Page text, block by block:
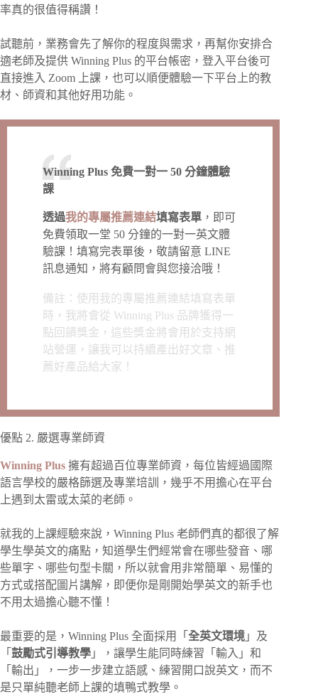
率真的很值得稱讚！
試聽前，業務會先了解你的程度與需求，再幫你安排合
適老師及提供 Winning Plus 的平台帳密，登入平台後可
直接進入 Zoom 上課，也可以順便體驗一下平台上的教
材、師資和其他好用功能。
Winning Plus 免費一對一 50 分鐘體驗
課
透過我的專屬推薦連結填寫表單 ，即可
免費領取一堂 50 分鐘的一對一英文體
驗課！填寫完表單後，敬請留意 LINE
訊息通知，將有顧問會與您接洽哦！
備註：使用我的專屬推薦連結填寫表單
時，我將會從 Winning Plus 品牌獲得一
點回饋獎金，這些獎金將會用於支持網
站營運，讓我可以持續產出好文章、推
薦好產品給大家！
優點 2. 嚴選專業師資
Winning Plus 擁有超過百位專業師資，每位皆經過國際
語言學校的嚴格篩選及專業培訓，幾乎不用擔心在平台
上遇到太雷或太菜的老師。
就我的上課經驗來說，Winning Plus 老師們真的都很了解
學生學英文的痛點，知道學生們經常會在哪些發音、哪
些單字、哪些句型卡關，所以就會用非常簡單、易懂的
方式或搭配圖片講解，即便你是剛開始學英文的新手也
不用太過擔心聽不懂！
最重要的是，Winning Plus 全面採用「 全英文環境 」及
「 鼓勵式引導教學 」，讓學生能同時練習「輸入」和
「輸出」，一步一步建立語感、練習開口說英文，而不
是只單純聽老師上課的填鴨式教學。